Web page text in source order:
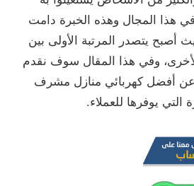
هذا المجال وهذه الخبرة دامت
أصبح يتصدر المرتبة الأولى بين
وفي هذا المقال سوف نقدم
عن أفضل كهربائي منازل مشرف
التي يوفرها للعملاء.